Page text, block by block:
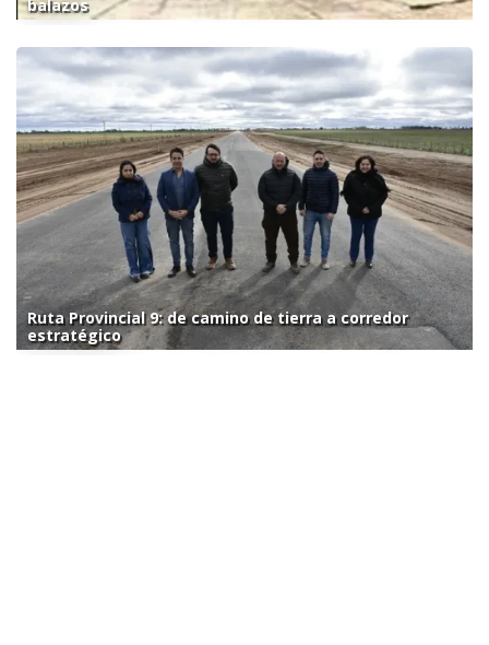
balazos
Ruta Provincial 9: de camino de tierra a corredor
estratégico